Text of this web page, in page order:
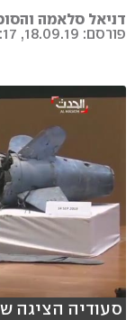
דניאל סלאמה
פורסם: 18.09.19, 18:17
סעודיה הציגה